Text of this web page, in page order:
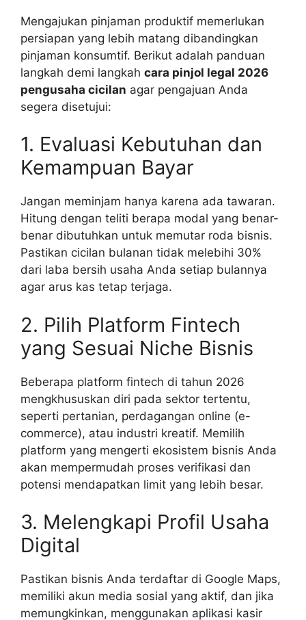
Mengajukan pinjaman produktif memerlukan
persiapan yang lebih matang dibandingkan
pinjaman konsumtif. Berikut adalah panduan
langkah demi langkah cara pinjol legal 2026
pengusaha cicilan agar pengajuan Anda
segera disetujui:
1. Evaluasi Kebutuhan dan
Kemampuan Bayar
Jangan meminjam hanya karena ada tawaran.
Hitung dengan teliti berapa modal yang benar-
benar dibutuhkan untuk memutar roda bisnis.
Pastikan cicilan bulanan tidak melebihi 30%
dari laba bersih usaha Anda setiap bulannya
agar arus kas tetap terjaga.
2. Pilih Platform Fintech
yang Sesuai Niche Bisnis
Beberapa platform fintech di tahun 2026
mengkhususkan diri pada sektor tertentu,
seperti pertanian, perdagangan online (e-
commerce), atau industri kreatif. Memilih
platform yang mengerti ekosistem bisnis Anda
akan mempermudah proses verifikasi dan
potensi mendapatkan limit yang lebih besar.
3. Melengkapi Profil Usaha
Digital
Pastikan bisnis Anda terdaftar di Google Maps,
memiliki akun media sosial yang aktif, dan jika
memungkinkan, menggunakan aplikasi kasir